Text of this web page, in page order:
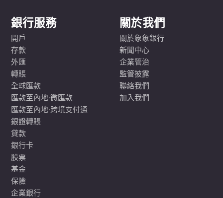
銀行服務
開戶
存款
外匯
轉賬
全球匯款
匯款至內地·微匯款
匯款至內地·跨境支付通
銀證轉賬
貸款
銀行卡
股票
基金
保險
企業銀行
關於我們
關於象象銀行
新聞中心
企業管治
監管披露
聯絡我們
加入我們